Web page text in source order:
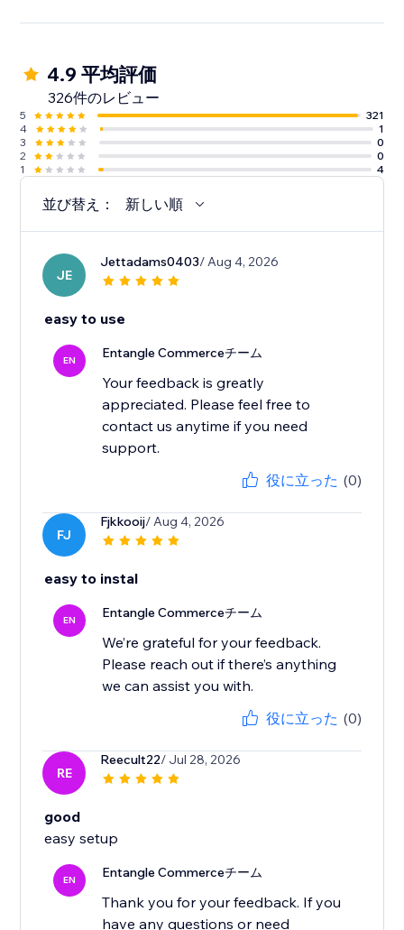
4.9 平均評価
326件のレビュー
5
321
4
1
3
0
2
0
1
4
並び替え： 新しい順
JE
Jettadams0403/ Aug 4, 2026
easy to use
EN Entangle Commerceチーム
Your feedback is greatly
appreciated. Please feel free to
contact us anytime if you need
役に立った (0)
FJ
Fjkkooij/ Aug 4, 2026
easy to instal
EN Entangle Commerceチーム
We’re grateful for your feedback.
Please reach out if there’s anything
役に立った (0)
RE
Reecult22/ Jul 28, 2026
good
easy setup
EN Entangle Commerceチーム
Thank you for your feedback. If you
have any questions or need